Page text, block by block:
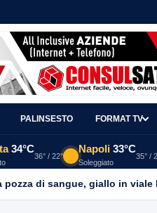
PALINSESTO FORMAT TV
34°C
36° / 22°
Napoli 33°C
Soleggiato
35° /
di sangue, giallo in